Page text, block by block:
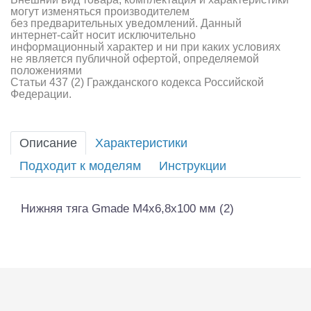
могут изменяться производителем
без предварительных уведомлений. Данный
интернет-сайт носит исключительно
информационный характер и ни при каких условиях
не является публичной офертой, определяемой
положениями
Статьи 437 (2) Гражданского кодекса Российской
Федерации.
Описание
Характеристики
Подходит к моделям
Инструкции
Нижняя тяга Gmade M4x6,8x100 мм (2)